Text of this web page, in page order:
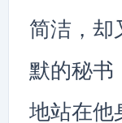
简洁，却
默的秘书
地站在他